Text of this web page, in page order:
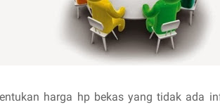
harga hp bekas yang tidak ada